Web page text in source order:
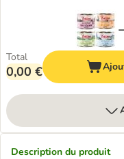
Total
0,00 €
Description du produit